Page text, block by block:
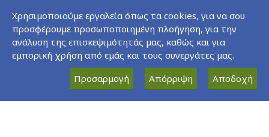
Ώρες Λειτουργίας
Αεροδρομίου
Δε, Τρ, Πε – Κυ 07:00 – 23:00
Τε 06:30 – 23:00
Χρησιμοποιούμε εργαλεία όπως τα cookies, για να σου
προσφέρουμε προσωποποιημένη πλοήγηση, για την
ανάλυση της επισκεψιμότητάς μας, καθώς και για
εμπορική χρήση από εμάς και τους συνεργάτες μας.
Προσαρμογή
Απόρριψη Αποδοχή